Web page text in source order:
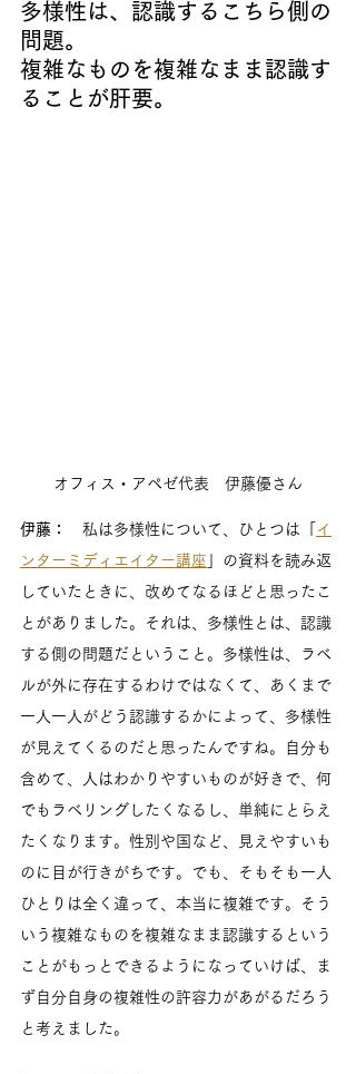
多様性は、認識するこちら側の
問題。
複雑なものを複雑なまま認識す
ることが肝要。
オフィス・アペゼ代表　伊藤優さん
伊藤： 私は多様性について、ひとつは「
イ
ンターミディエイター講座 」の資料を読み返
していたときに、改めてなるほどと思ったこ
とがありました。それは、多様性とは、認識
する側の問題だということ。多様性は、ラベ
ルが外に存在するわけではなくて、あくまで
一人一人がどう認識するかによって、多様性
が見えてくるのだと思ったんですね。自分も
含めて、人はわかりやすいものが好きで、何
でもラベリングしたくなるし、単純にとらえ
たくなります。性別や国など、見えやすいも
のに目が行きがちです。でも、そもそも一人
ひとりは全く違って、本当に複雑です。そう
いう複雑なものを複雑なまま認識するという
ことがもっとできるようになっていけば、ま
ず自分自身の複雑性の許容力があがるだろう
と考えました。